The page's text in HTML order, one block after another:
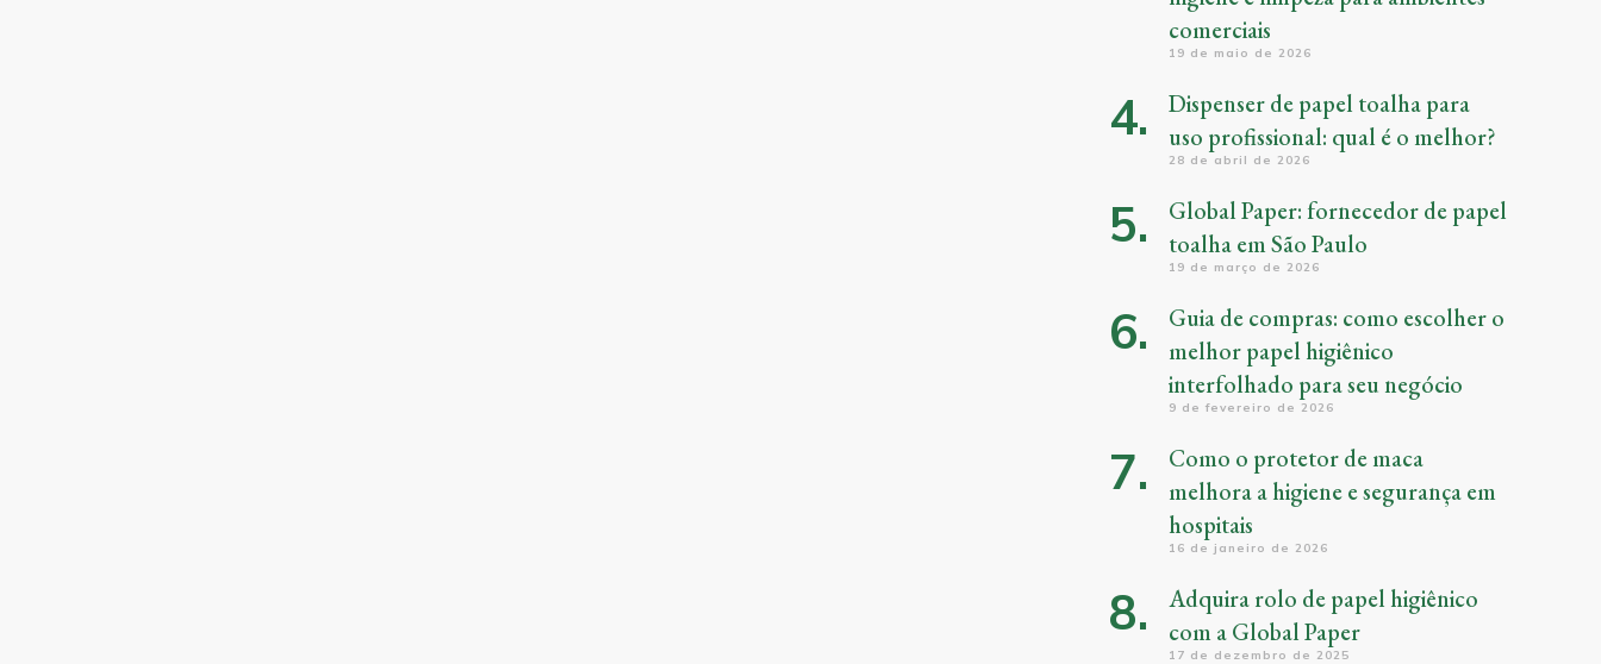
comerciais
19 de maio de 2026
Dispenser de papel toalha para
uso profissional: qual é o melhor?
28 de abril de 2026
Global Paper: fornecedor de papel
toalha em São Paulo
19 de março de 2026
Guia de compras: como escolher o
melhor papel higiênico
interfolhado para seu negócio
9 de fevereiro de 2026
Como o protetor de maca
melhora a higiene e segurança em
hospitais
16 de janeiro de 2026
Adquira rolo de papel higiênico
com a Global Paper
17 de dezembro de 2025